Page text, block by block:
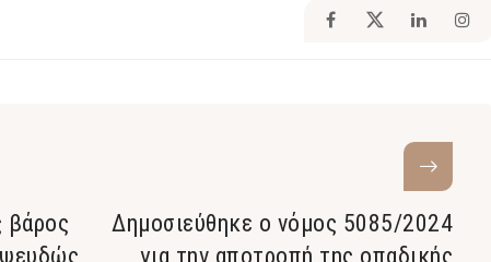
βάρος
Δημοσιεύθηκε ο νόμος 5085/2024
για την αποτροπή της οπαδικής